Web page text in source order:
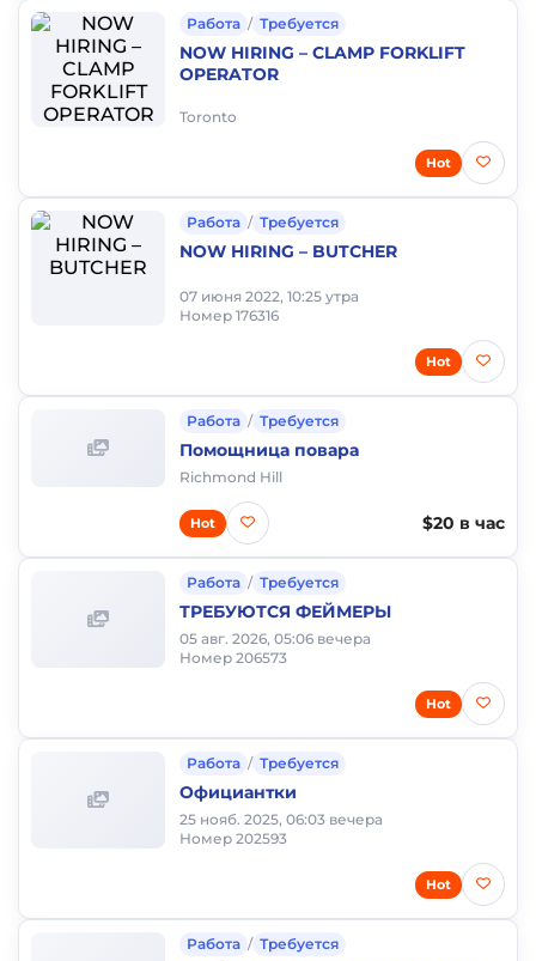
Работа / Требуется
NOW HIRING – CLAMP FORKLIFT
OPERATOR
Toronto
Hot
Работа / Требуется
NOW HIRING – BUTCHER
07 июня 2022, 10:25 утра
Номер 176316
Hot
Работа / Требуется
Помощница повара
Richmond Hill
$20 в час
Hot
Работа / Требуется
ТРЕБУЮТСЯ ФЕЙМЕРЫ
05 авг. 2026, 05:06 вечера
Номер 206573
Hot
Работа / Требуется
Официантки
25 нояб. 2025, 06:03 вечера
Номер 202593
Hot
Работа / Требуется